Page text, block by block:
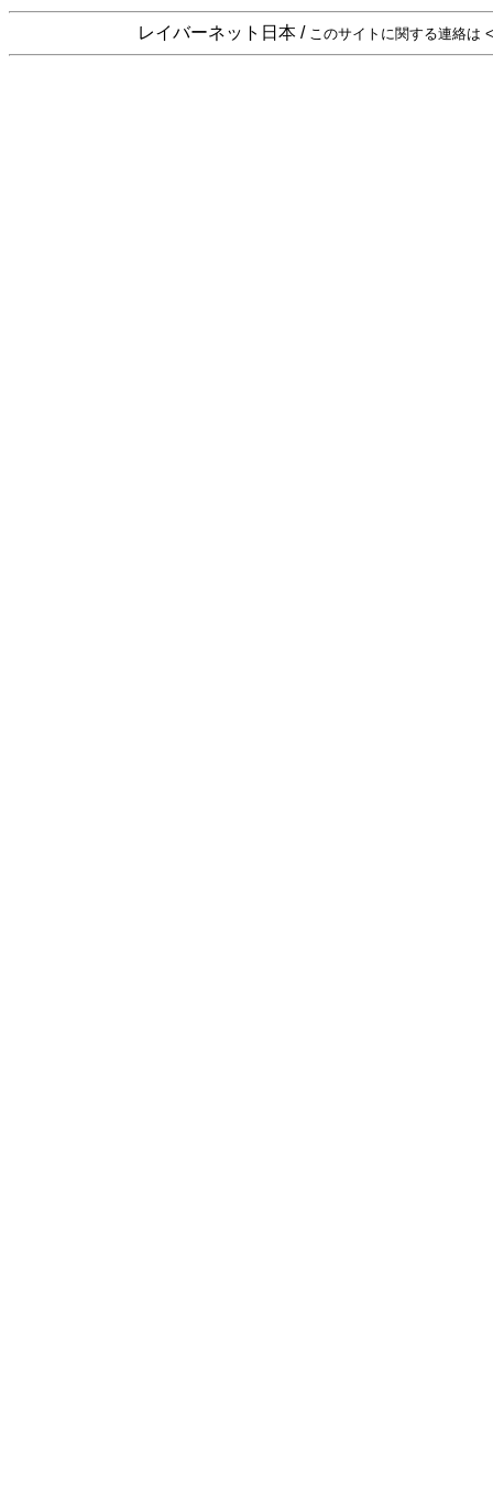
レイバーネット日本 / このサイトに関する連絡は